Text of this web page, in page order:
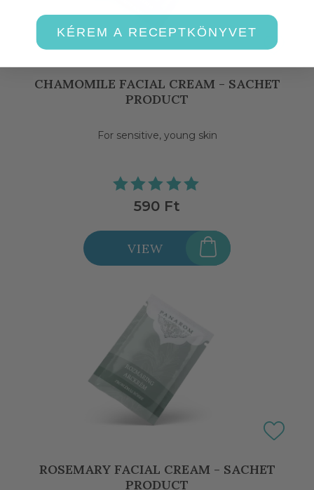
CHAMOMILE FACIAL CREAM - SACHET
PRODUCT
For sensitive, young skin
590 Ft
VIEW
ROSEMARY FACIAL CREAM - SACHET
PRODUCT
KÉREM A RECEPTKÖNYVET